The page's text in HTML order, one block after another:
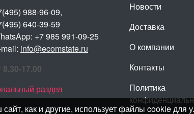
как и другие, использует файлы cookie
Новости
Доставка
О компании
Контакты
Политика
988-96-09,
640-39-59
+7 985 991-09-25
info@ecomstate.ru
17.00
раздел